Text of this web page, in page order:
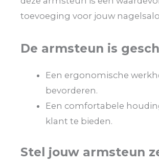
toevoeging voor jouw
De armsteun is
Een ergonomische
bevorderen.
Een comfortabele
klant te bieden.
Stel jouw armsteun